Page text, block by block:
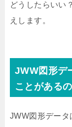
どうしたらいい
えします。
JWW図形デ
ことがある
JWW図形デー